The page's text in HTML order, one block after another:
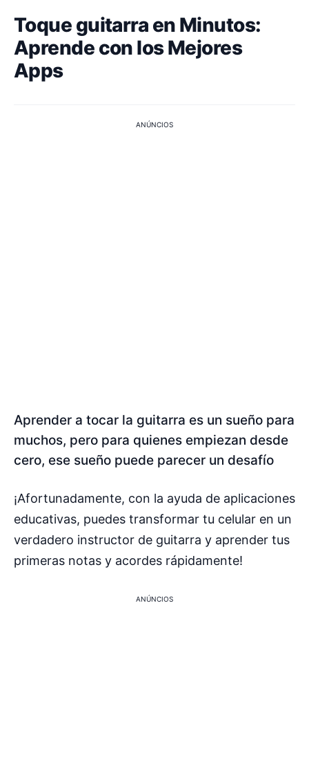
Toque guitarra en Minutos:
Aprende con los Mejores
Apps
ANÚNCIOS
Aprender a tocar la guitarra es un sueño para
muchos, pero para quienes empiezan desde
cero, ese sueño puede parecer un desafío
¡Afortunadamente, con la ayuda de aplicaciones
educativas, puedes transformar tu celular en un
verdadero instructor de guitarra y aprender tus
primeras notas y acordes rápidamente!
ANÚNCIOS